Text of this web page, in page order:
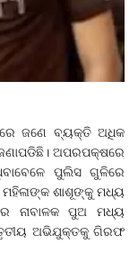
ଜଣେ ବ୍ୟକ୍ତି ଅଧିକ
ଅପରପକ୍ଷରେ
ପୁଲିସ ଗୁଳିରେ
ଶାଶୂଙ୍କୁ ମଧ୍ୟ
ନାବାଳକ ପୁଅ ମଧ୍ୟ
ଅଭିଯୁକ୍ତକୁ ଗିରଫ